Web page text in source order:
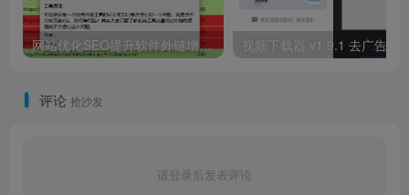
网站优化SEO提升软件外链增加工具
评论 抢沙发
请登录后发表评论